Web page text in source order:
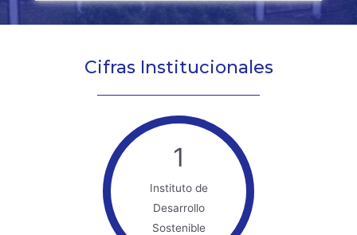
Cifras Institucionales
1
Instituto de
Desarrollo
Sostenible